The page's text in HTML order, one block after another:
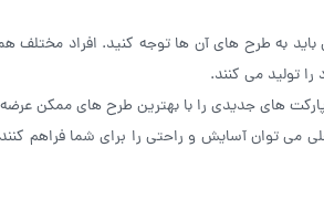
به طرح‌ های آن ‌ها توجه کنید. افراد مختلف
تولید می کنند.
های جدیدی را با بهترین طرح های ممکن
‌توان آسایش و راحتی را برای شما فراهم کنند.